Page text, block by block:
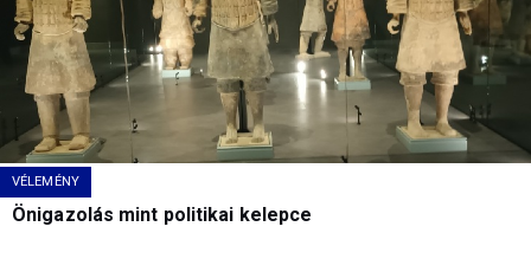
VÉLEMÉNY
Önigazolás mint politikai kelepce